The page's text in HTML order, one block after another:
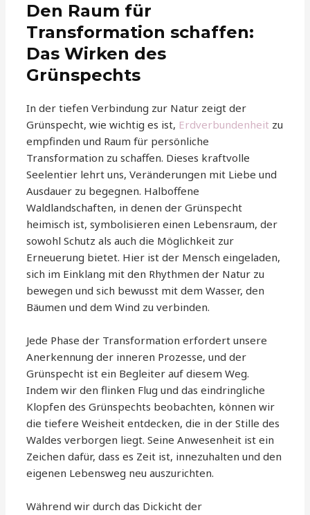
Den Raum für
Transformation schaffen:
Das Wirken des
Grünspechts
In der tiefen Verbindung zur Natur zeigt der
Grünspecht, wie wichtig es ist, Erdverbundenheit zu
empfinden und Raum für persönliche
Transformation zu schaffen. Dieses kraftvolle
Seelentier lehrt uns, Veränderungen mit Liebe und
Ausdauer zu begegnen. Halboffene
Waldlandschaften, in denen der Grünspecht
heimisch ist, symbolisieren einen Lebensraum, der
sowohl Schutz als auch die Möglichkeit zur
Erneuerung bietet. Hier ist der Mensch eingeladen,
sich im Einklang mit den Rhythmen der Natur zu
bewegen und sich bewusst mit dem Wasser, den
Bäumen und dem Wind zu verbinden.
Jede Phase der Transformation erfordert unsere
Anerkennung der inneren Prozesse, und der
Grünspecht ist ein Begleiter auf diesem Weg.
Indem wir den flinken Flug und das eindringliche
Klopfen des Grünspechts beobachten, können wir
die tiefere Weisheit entdecken, die in der Stille des
Waldes verborgen liegt. Seine Anwesenheit ist ein
Zeichen dafür, dass es Zeit ist, innezuhalten und den
eigenen Lebensweg neu auszurichten.
Während wir durch das Dickicht der